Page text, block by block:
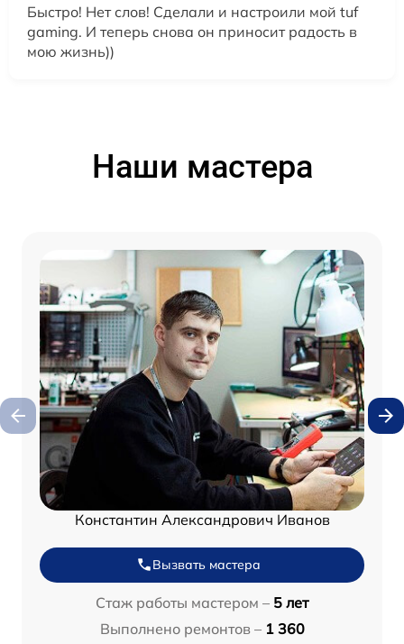
Быстро! Нет слов! Сделали и настроили мой tuf
gaming. И теперь снова он приносит радость в
мою жизнь))
Наши мастера
Константин Александрович Иванов
Вызвать мастера
Стаж работы мастером – 5 лет
Выполнено ремонтов – 1 360